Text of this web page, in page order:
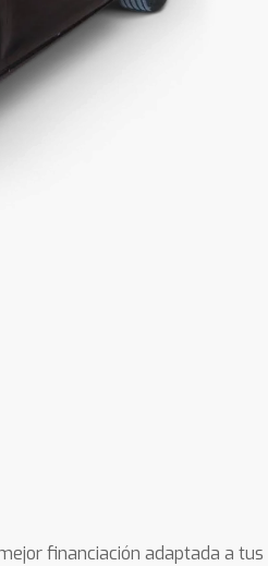
financiación adaptada a tus